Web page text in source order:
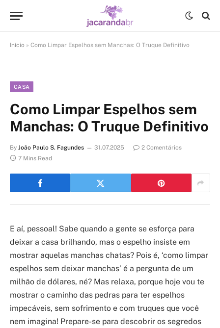
Início » Como Limpar Espelhos sem Manchas: O Truque Definitivo
CASA
Como Limpar Espelhos sem
Manchas: O Truque Definitivo
By João Paulo S. Fagundes 31.07.2025
2 Comentários
7 Mins Read
E aí, pessoal! Sabe quando a gente se esforça para
deixar a casa brilhando, mas o espelho insiste em
mostrar aquelas manchas chatas? Pois é, ‘como limpar
espelhos sem deixar manchas’ é a pergunta de um
milhão de dólares, né? Mas relaxa, porque hoje vou te
mostrar o caminho das pedras para ter espelhos
impecáveis, sem sofrimento e com truques que você
nem imagina! Prepare-se para descobrir os segredos